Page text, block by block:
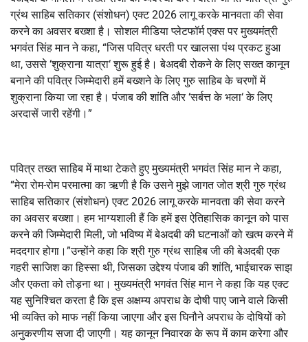
ग्रंथ साहिब सतिकार (संशोधन) एक्ट2026लागू करके मानवता की सेवा
करने का अवसर बख्शा है।सोशल मीडिया प्लेटफॉर्म एक्स पर मुख्यमंत्री
भगवंत सिंह मान ने कहा, “जिस पवित्र धरती पर खालसा पंथ प्रकट हुआ
था,उससे ‘शुक्राना यात्रा‘शुरू हुई है। बेअदबी रोकने के लिए सख्त कानून
बनाने की पवित्र जिम्मेदारी हमें बख्शने के लिए गुरु साहिब के चरणों में
शुक्राना किया जा रहा है। पंजाब की शांति और‘सर्बत्त के भला‘के लिए
अरदासें जारी रहेंगी।”
पवित्र तख्त साहिब में माथा टेकते हुए मुख्यमंत्री भगवंत सिंह मान ने कहा,
“मेरा रोम-रोम परमात्मा का ऋणी है कि उसने मुझे जागत जोत श्री गुरु ग्रंथ
साहिब सतिकार (संशोधन) एक्ट2026लागू करके मानवता की सेवा करने
का अवसर बख्शा। हम भाग्यशाली हैं कि हमें इस ऐतिहासिक कानून को पास
करने की जिम्मेदारी मिली,जो भविष्य में बेअदबी की घटनाओं को खत्म करने में
मददगार होगा।”उन्होंने कहा कि श्री गुरु ग्रंथ साहिब जी की बेअदबी एक
गहरी साजिश का हिस्सा थी,जिसका उद्देश्य पंजाब की शांति, भाईचारक साझ
और एकता को तोड़ना था। मुख्यमंत्री भगवंत सिंह मान ने कहा कि यह एक्ट
यह सुनिश्चित करता है कि इस अक्षम्य अपराध के दोषी पाए जाने वाले किसी
भी व्यक्ति को माफ नहीं किया जाएगा और इस घिनौने अपराध के दोषियों को
अनुकरणीय सजा दी जाएगी। यह कानून निवारक के रूप में काम करेगा और